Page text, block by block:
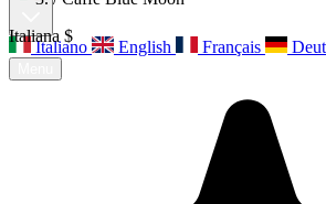
Italiano English Français
Italiana $